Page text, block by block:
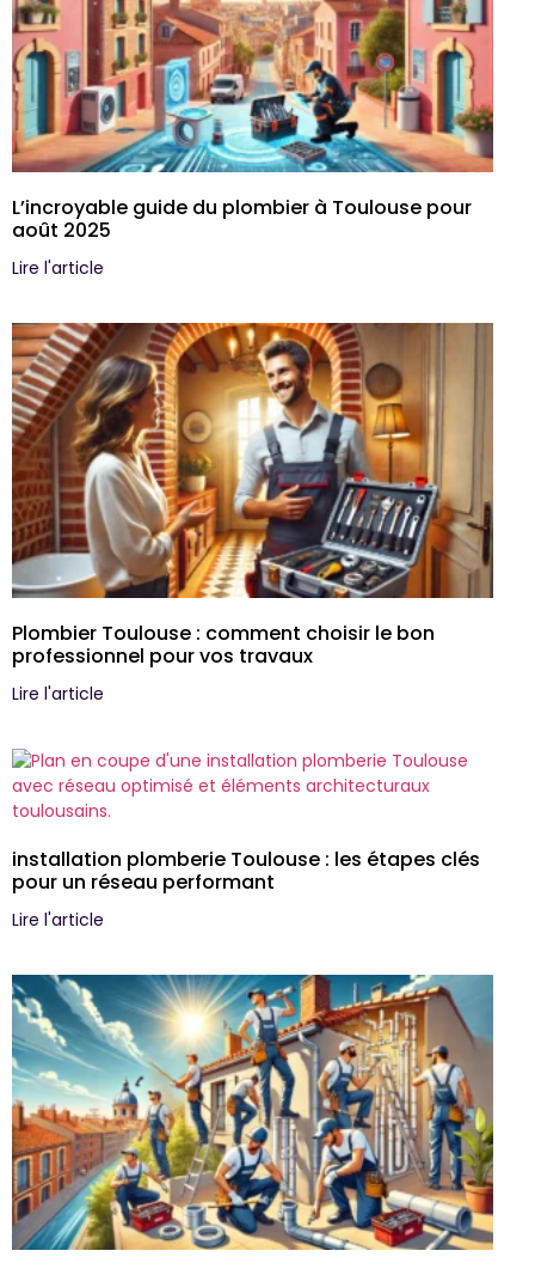
L’incroyable guide du plombier à Toulouse pour
août 2025
Lire l'article
Plombier Toulouse : comment choisir le bon
professionnel pour vos travaux
Lire l'article
installation plomberie Toulouse : les étapes clés
pour un réseau performant
Lire l'article